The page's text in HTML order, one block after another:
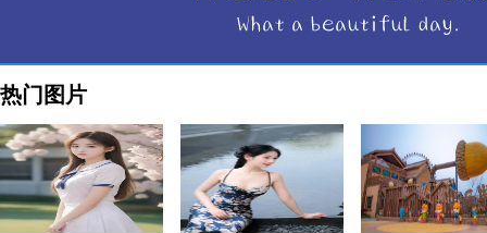
热门图片